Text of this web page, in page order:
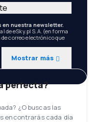
nuestra newsletter.
de eSky.pl S.A. (en forma
correo electrónico que
Mostrar más
perfecta?
¿O buscas las
encontrarás cada día